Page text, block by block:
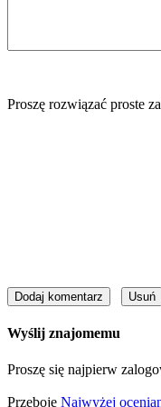
Proszę rozwiązać proste
Wyślij znajomemu
Proszę się najpierw
Przeboje Najwyżej